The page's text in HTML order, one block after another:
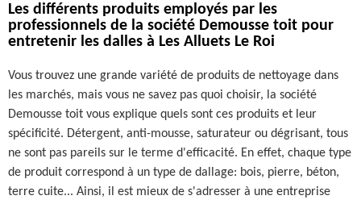
Les différents produits employés par les
professionnels de la société Demousse toit pour
entretenir les dalles à Les Alluets Le Roi
Vous trouvez une grande variété de produits de nettoyage dans
les marchés, mais vous ne savez pas quoi choisir, la société
Demousse toit vous explique quels sont ces produits et leur
spécificité. Détergent, anti-mousse, saturateur ou dégrisant, tous
ne sont pas pareils sur le terme d'efficacité. En effet, chaque type
de produit correspond à un type de dallage: bois, pierre, béton,
terre cuite... Ainsi, il est mieux de s'adresser à une entreprise